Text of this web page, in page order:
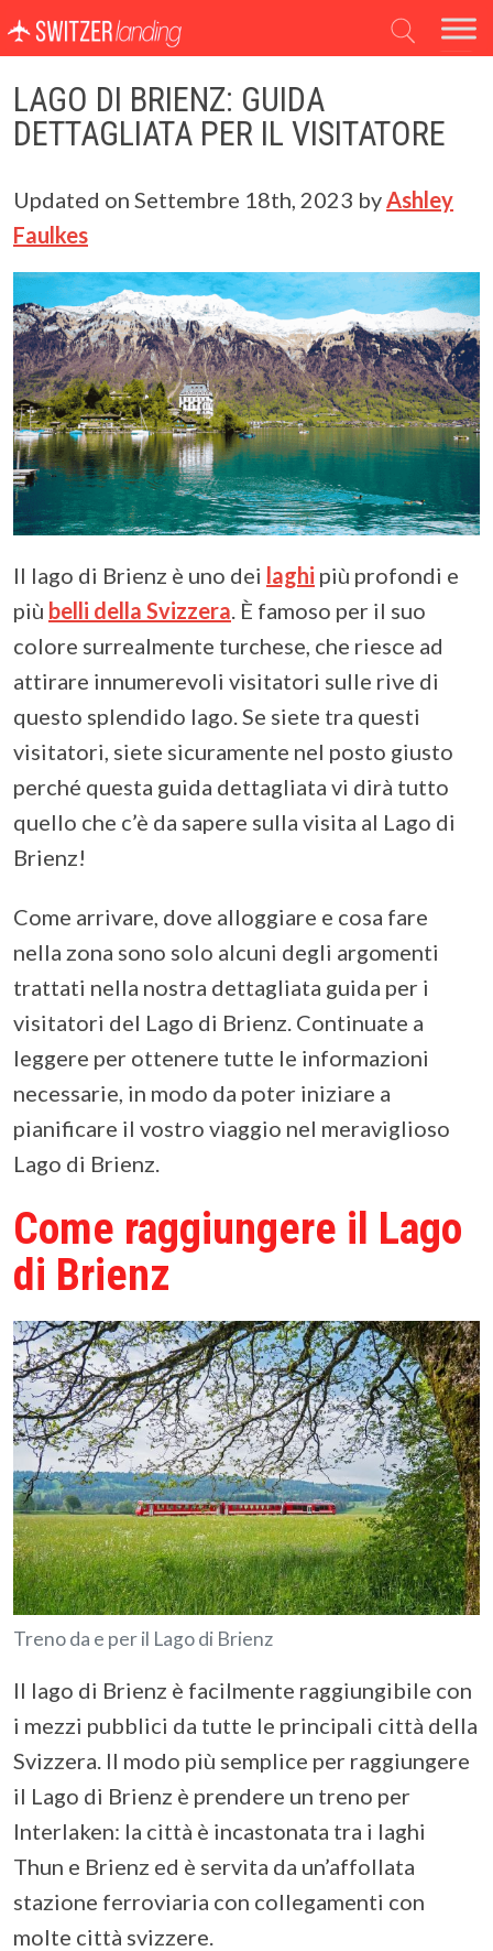
Navigazione principale
LAGO DI BRIENZ: GUIDA
DETTAGLIATA PER IL VISITATORE
Updated on Settembre 18th, 2023 byAshley
Faulkes
Il lago di Brienz è uno dei laghi più profondi e
più belli della Svizzera. È famoso per il suo
colore surrealmente turchese, che riesce ad
attirare innumerevoli visitatori sulle rive di
questo splendido lago. Se siete tra questi
visitatori, siete sicuramente nel posto giusto
perché questa guida dettagliata vi dirà tutto
quello che c’è da sapere sulla visita al Lago di
Brienz!
Come arrivare, dove alloggiare e cosa fare
nella zona sono solo alcuni degli argomenti
trattati nella nostra dettagliata guida per i
visitatori del Lago di Brienz. Continuate a
leggere per ottenere tutte le informazioni
necessarie, in modo da poter iniziare a
pianificare il vostro viaggio nel meraviglioso
Lago di Brienz.
Come raggiungere il Lago
di Brienz
Treno da e per il Lago di Brienz
Il lago di Brienz è facilmente raggiungibile con
i mezzi pubblici da tutte le principali città della
Svizzera. Il modo più semplice per raggiungere
il Lago di Brienz è prendere un treno per
Interlaken: la città è incastonata tra i laghi
Thun e Brienz ed è servita da un’affollata
stazione ferroviaria con collegamenti con
molte città svizzere.